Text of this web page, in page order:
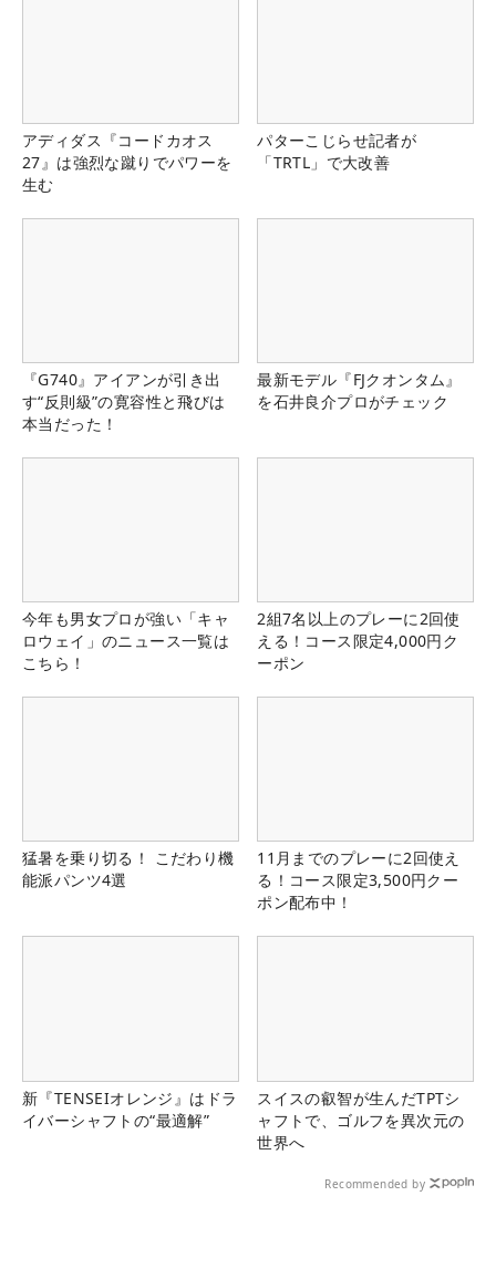
アディダス『コードカオス
27』は強烈な蹴りでパワーを
生む
パターこじらせ記者が
「TRTL」で大改善
『G740』アイアンが引き出
す“反則級”の寛容性と飛びは
本当だった！
最新モデル『FJクオンタム』
を石井良介プロがチェック
今年も男女プロが強い「キャ
ロウェイ」のニュース一覧は
こちら！
2組7名以上のプレーに2回使
える！コース限定4,000円ク
ーポン
猛暑を乗り切る！ こだわり機
能派パンツ4選
11月までのプレーに2回使え
る！コース限定3,500円クー
ポン配布中！
新『TENSEIオレンジ』はドラ
イバーシャフトの“最適解”
スイスの叡智が生んだTPTシ
ャフトで、ゴルフを異次元の
世界へ
Recommended by